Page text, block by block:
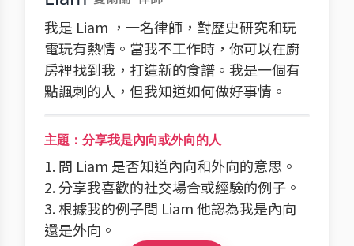
我是 Liam ，一名律師，對歷史研究和玩
電玩有熱情。當我不工作時，你可以在廚
房裡找到我，打造新的食譜。我是一個有
點諷刺的人，但我知道如何做好事情。
主題：分享我是內向或外向的人
1. 問 Liam 是否知道內向和外向的意思。
2. 分享我喜歡的社交場合或經驗的例子。
3. 根據我的例子問 Liam 他認為我是內向
還是外向。